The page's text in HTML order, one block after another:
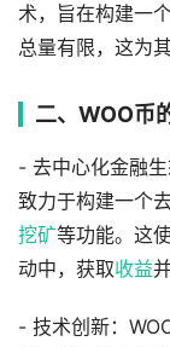
术，旨在构建一
总量有限，这为
二、WOO币
- 去中心化金融生
致力于构建一个
挖矿等功能。这
动中，获取收益
- 技术创新：